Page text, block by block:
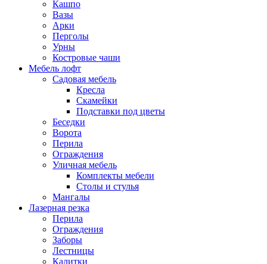
Кашпо
Вазы
Арки
Перголы
Урны
Костровые чаши
Мебель лофт
Садовая мебель
Кресла
Скамейки
Подставки под цветы
Беседки
Ворота
Перила
Ограждения
Уличная мебель
Комплекты мебели
Столы и стулья
Мангалы
Лазерная резка
Перила
Ограждения
Заборы
Лестницы
Калитки